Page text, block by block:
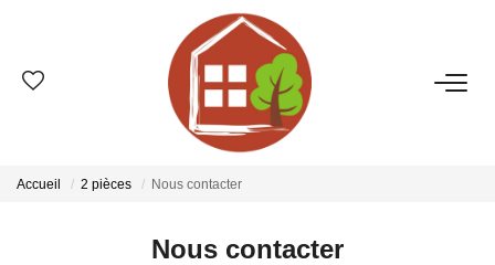
VENTES
ESTIMATION
LOCATIONS
Accueil 2 pièces Nous contacter
Nous contacter